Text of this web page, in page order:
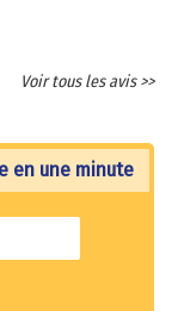
Voir tous les avis >>
en une minute